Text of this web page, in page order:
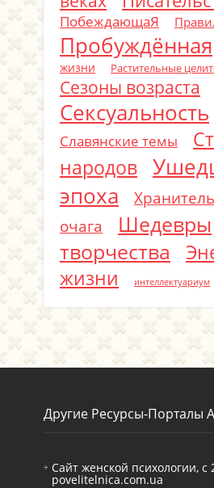
ПобеждающаЯ
Пробуждённая
жизни
Растительные
Сезоны возраста
Сексуальность
Славянские темы
народов
эпоха
очага
Шедевры
творчества
жизни
интеллектуариум
Другие Ресурсы-Порталы
Сайт женской психологии, с
povelitelnica.com.ua